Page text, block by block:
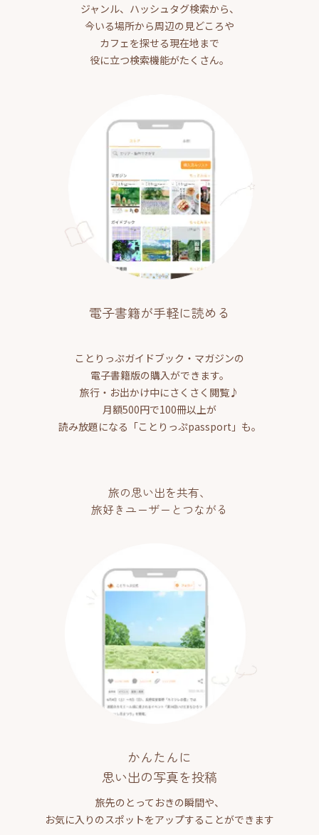
ジャンル、ハッシュタグ検索から、
今いる場所から周辺の見どころや
カフェを探せる現在地まで
役に立つ検索機能がたくさん。
電子書籍が手軽に読める
ことりっぷガイドブック・マガジンの
電子書籍版の購入ができます。
旅行・お出かけ中にさくさく閲覧♪
月額500円で100冊以上が
読み放題になる「ことりっぷpassport」も。
旅の思い出を共有、
旅好きユーザーとつながる
かんたんに
思い出の写真を投稿
旅先のとっておきの瞬間や、
お気に入りのスポットをアップすることができます